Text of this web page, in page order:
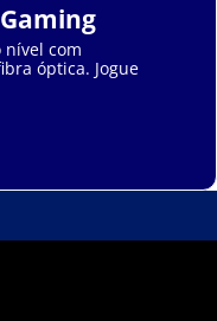
nível com
óptica. Jogue